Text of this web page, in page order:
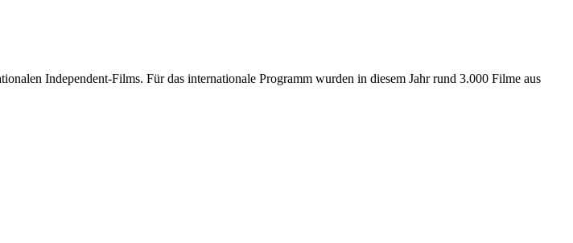
Independent-Films. Für das internationale Programm wurden in diesem Jahr rund 3.000 Filme aus